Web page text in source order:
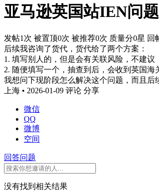
亚马逊英国站IEN问
发帖1次 被置顶0次 被推荐0次 质量分0星 回
后续我咨询了货代，货代给了两个方案：
1. 填写别人的，但是会有关联风险，不建议
2. 随便填写一个，抽查到后，会收到英国
我想问下现阶段怎么解决这个问题，而且后
上海 • 2026-01-09 评论 分享
微信
QQ
微博
空间
回答问题
没有找到相关结果